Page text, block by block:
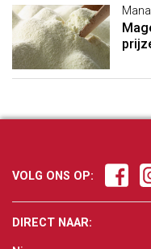
VOLG ONS OP:
DIRECT NAAR: